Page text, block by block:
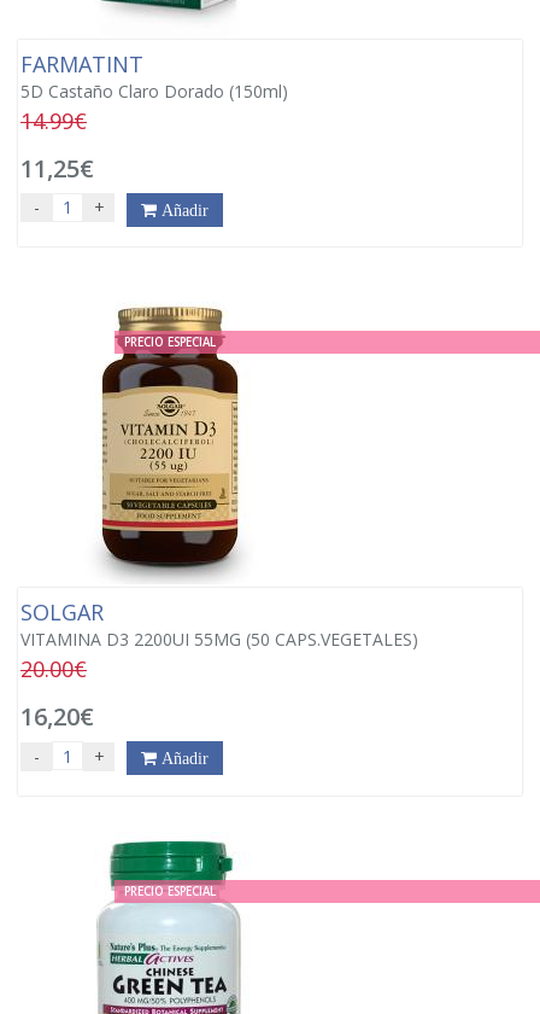
FARMATINT
5D Castaño Claro Dorado (150ml)
14.99€
11,25€
- + Añadir
PRECIO ESPECIAL
SOLGAR
VITAMINA D3 2200UI 55MG (50 CAPS.VEGETALES)
20.00€
16,20€
- + Añadir
PRECIO ESPECIAL